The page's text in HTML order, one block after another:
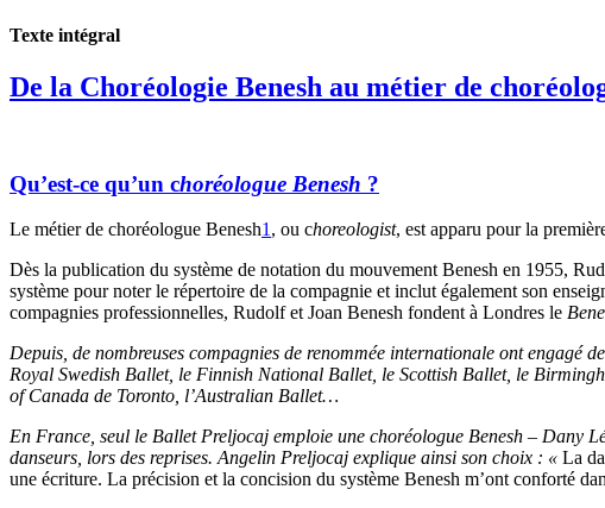
Texte intégral
De la Choréologie Benesh au métier de
Qu’est-ce qu’un choréologue Benesh ?
Le métier de choréologue Benesh1 , ou choreologist, est apparu pour la
Dès la publication du système de notation du mouvement Benesh en 1955,
système pour noter le répertoire de la compagnie et inclut également son
compagnies professionnelles, Rudolf et Joan Benesh fondent à Londres le
Depuis, de nombreuses compagnies de renommée internationale ont engagé
Royal Swedish Ballet, le Finnish National Ballet, le Scottish Ballet, le
of Canada de Toronto, l’Australian Ballet…
En France, seul le Ballet Preljocaj emploie une choréologue Benesh – Dany
danseurs, lors des reprises. Angelin Preljocaj explique ainsi son choix : « La
une écriture. La précision et la concision du système Benesh m’ont conforté